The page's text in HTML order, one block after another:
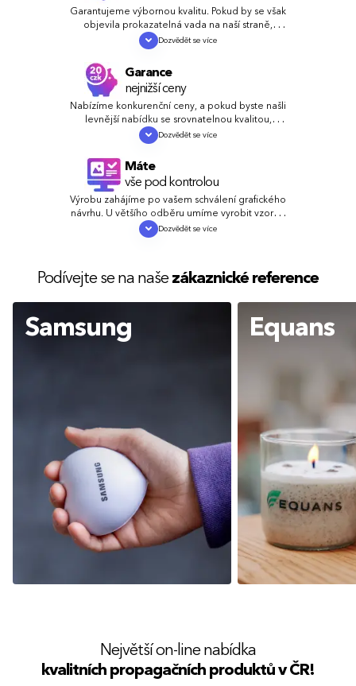
Garantujeme výbornou kvalitu. Pokud by se však
objevila prokazatelná vada na naší straně,
zdarma a rychle chybu napravíme nebo vám
vrátíme peníze.
Dozvědět se více
Garance
nejnižší ceny
Nabízíme konkurenční ceny, a pokud byste našli
levnější nabídku se srovnatelnou kvalitou,
vyrovnáme nebo ještě snížíme cenu.
Dozvědět se více
Máte
vše pod kontrolou
Výrobu zahájíme po vašem schválení grafického
návrhu. U většího odběru umíme vyrobit vzorky,
abyste se mohli přesvědčit o kvalitě.
Dozvědět se více
Podívejte se na našezákaznické reference
Samsung Equans
Největší on-line nabídka
kvalitních propagačních produktů v ČR!